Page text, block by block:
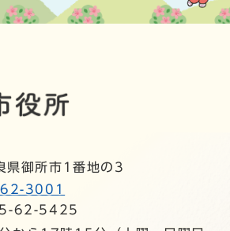
御所市1番地の3
3001
62-5425